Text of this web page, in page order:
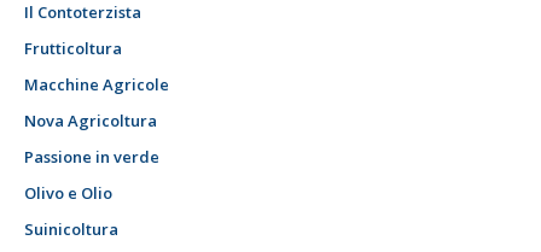
Il Contoterzista
Frutticoltura
Macchine Agricole
Nova Agricoltura
Passione in verde
Olivo e Olio
Suinicoltura